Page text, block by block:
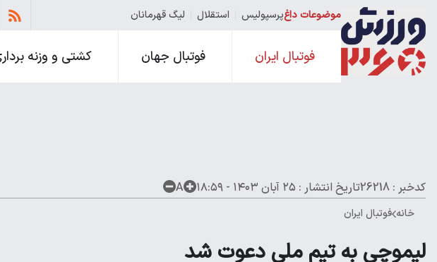
موضوعات داغپرسپولیس استقلال لیگ قهرمانان
فوتبال ایران فوتبال جهان کشتی و وزنه
کدخبر : 26218 تاریخ انتشار : ۲۵ آبان ۱۴۰۳ - ۱۸:۵۹ A
خانه فوتبال ایران
لیموچی به تیم ملی دعوت شد